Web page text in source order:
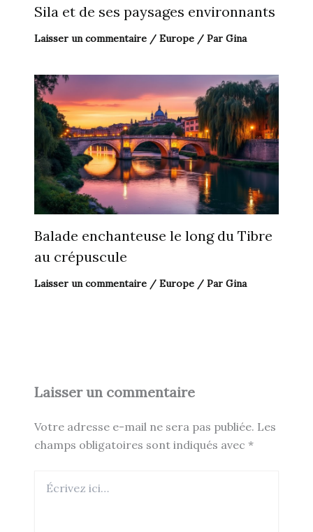
Sila et de ses paysages environnants
Laisser un commentaire / Europe/ Par Gina
Balade enchanteuse le long du Tibre
au crépuscule
Laisser un commentaire / Europe/ Par Gina
Laisser un commentaire
Votre adresse e-mail ne sera pas publiée. Les
champs obligatoires sont indiqués avec *
ici…